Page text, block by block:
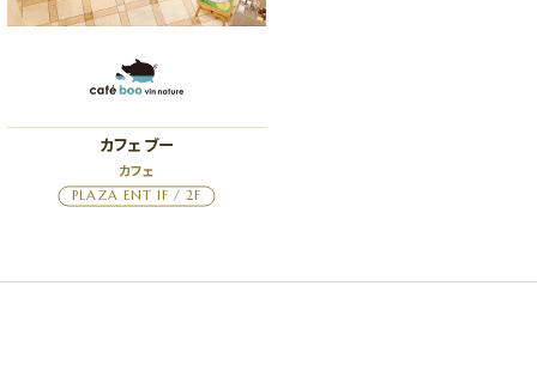
カフェ ブー
カフェ
PLAZA ENT 1F / 2F